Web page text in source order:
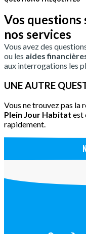
Vos
nos services
Vous avez des
ou les aides
aux interrogations les
UNE AUTRE
Vous ne trouvez pas la
Plein Jour Habitat est
rapidement.